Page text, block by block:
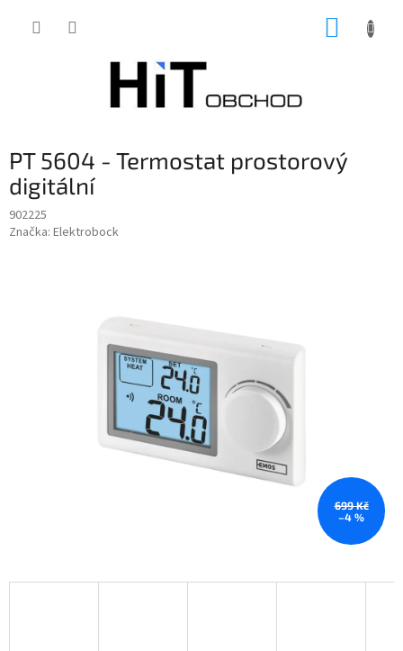
PT 5604 - Termostat prostorový
digitální
902225
Značka: Elektrobock
699 Kč
–4 %